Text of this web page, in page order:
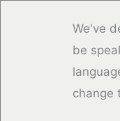
We've
be
change